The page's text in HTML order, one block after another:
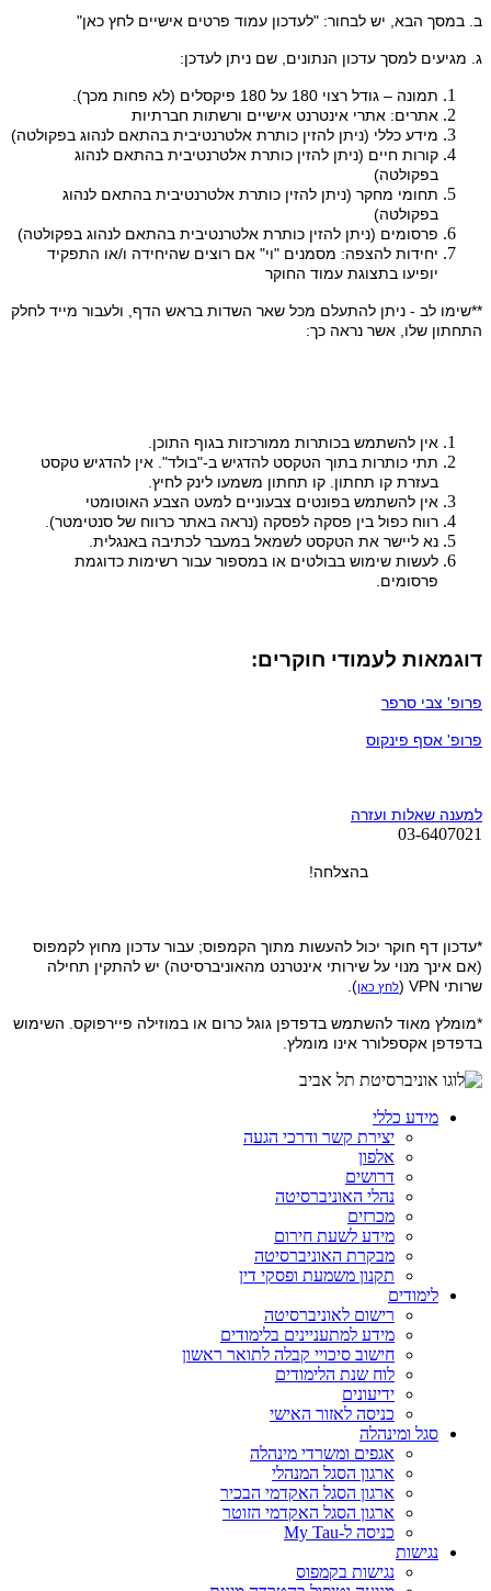
ב. במסך הבא, יש לבחור: "לעדכון עמוד פרטים אישיים לחץ כאן"
ג. מגיעים למסך עדכון הנתונים, שם ניתן לעדכן:
תמונה – גודל רצוי 180 על 180 פיקסלים (לא פחות מכך).
אתרים: אתרי אינטרנט אישיים ורשתות חברתיות
מידע כללי (ניתן להזין כותרת אלטרנטיבית בהתאם לנהוג בפקולטה)
קורות חיים (ניתן להזין כותרת אלטרנטיבית בהתאם לנהוג
בפקולטה)
תחומי מחקר (ניתן להזין כותרת אלטרנטיבית בהתאם לנהוג
בפקולטה)
פרסומים (ניתן להזין כותרת אלטרנטיבית בהתאם לנהוג בפקולטה)
יחידות להצפה: מסמנים "וי" אם רוצים שהיחידה ו/או התפקיד
יופיעו בתצוגת עמוד החוקר
**שימו לב - ניתן להתעלם מכל שאר השדות בראש הדף, ולעבור מייד לחלק
התחתון שלו, אשר נראה כך:
אין להשתמש בכותרות ממורכזות בגוף התוכן.
תתי כותרות בתוך הטקסט להדגיש ב-"בולד". אין להדגיש טקסט
בעזרת קו תחתון. קו תחתון משמעו לינק לחיץ.
אין להשתמש בפונטים צבעוניים למעט הצבע האוטומטי
רווח כפול בין פסקה לפסקה (נראה באתר כרווח של סנטימטר).
נא ליישר את הטקסט לשמאל במעבר לכתיבה באנגלית.
לעשות שימוש בבולטים או במספור עבור רשימות כדוגמת
פרסומים.
דוגמאות לעמודי חוקרים:
פרופ' צבי סרפר
פרופ' אסף פינקוס
למענה שאלות ועזרה
03-6407021
בהצלחה!
*עדכון דף חוקר יכול להעשות מתוך הקמפוס; עבור עדכון מחוץ לקמפוס
(אם אינך מנוי על שירותי אינטרנט מהאוניברסיטה) יש להתקין תחילה
שרותי VPN (
לחץ כאן).
*מומלץ מאוד להשתמש בדפדפן גוגל כרום או במוזילה פיירפוקס. השימוש
בדפדפן אקספלורר אינו מומלץ.
מידע כללי
יצירת קשר ודרכי הגעה
אלפון
דרושים
נהלי האוניברסיטה
מכרזים
מידע לשעת חירום
מבקרת האוניברסיטה
תקנון משמעת ופסקי דין
לימודים
רישום לאוניברסיטה
מידע למתעניינים בלימודים
חישוב סיכויי קבלה לתואר ראשון
לוח שנת הלימודים
ידיעונים
כניסה לאזור האישי
סגל ומינהלה
אגפים ומשרדי מינהלה
ארגון הסגל המנהלי
ארגון הסגל האקדמי הבכיר
ארגון הסגל האקדמי הזוטר
כניסה ל-My Tau
נגישות
נגישות בקמפוס